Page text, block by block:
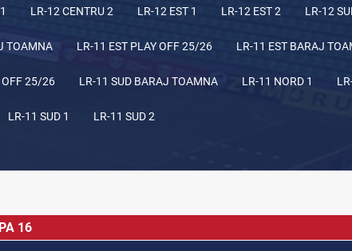
LR-12 CENTRU 2 LR-12 EST 1 LR-12 EST 2 LR-12
TOAMNA LR-11 EST PLAY OFF 25/26 LR-11 EST BARAJ
OFF 25/26 LR-11 SUD BARAJ TOAMNA LR-11 NORD 1
LR-11 SUD 1 LR-11 SUD 2
16